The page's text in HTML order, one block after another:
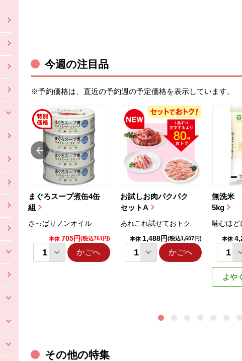
今週の注目品
※予約価格は、直近の予約週の予定価格を表示しています。
まぐろスープ煮缶4缶
組
さっぱりノンオイル
本体 705円(税込761円)
かごへ
お試しお肉パクパク
セットA
あれこれ試せておトク
本体 1,488円(税込1,607円)
かごへ
無洗米
5kg
噛むほど
本体
よや
円)
その他の特集